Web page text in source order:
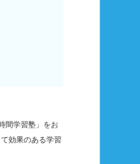
間学習塾」をお
効果のある学習